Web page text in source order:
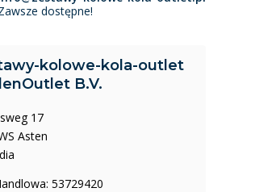
dostępne!
kolowe-kola-outlet
B.V.
17
Asten
53729420